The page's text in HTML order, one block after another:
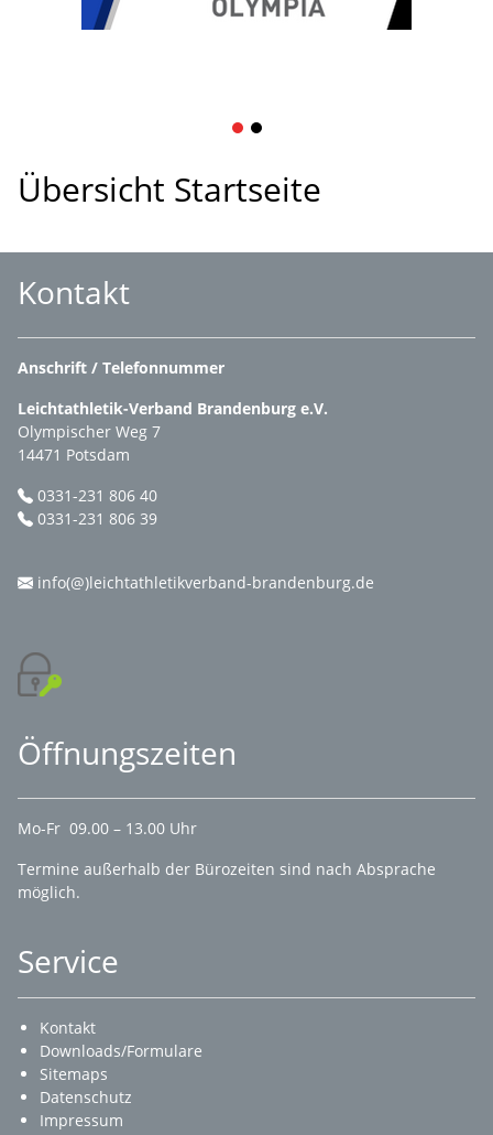
1 2
Übersicht Startseite
Kontakt
Anschrift / Telefonnummer
Leichtathletik-Verband Brandenburg e.V.
Olympischer Weg 7
14471 Potsdam
0331-231 806 40
0331-231 806 39
info(@)leichtathletikverband-brandenburg.de
Öffnungszeiten
Mo-Fr 09.00 – 13.00 Uhr
Termine außerhalb der Bürozeiten sind nach Absprache
möglich.
Service
Kontakt
Downloads/Formulare
Sitemaps
Datenschutz
Impressum